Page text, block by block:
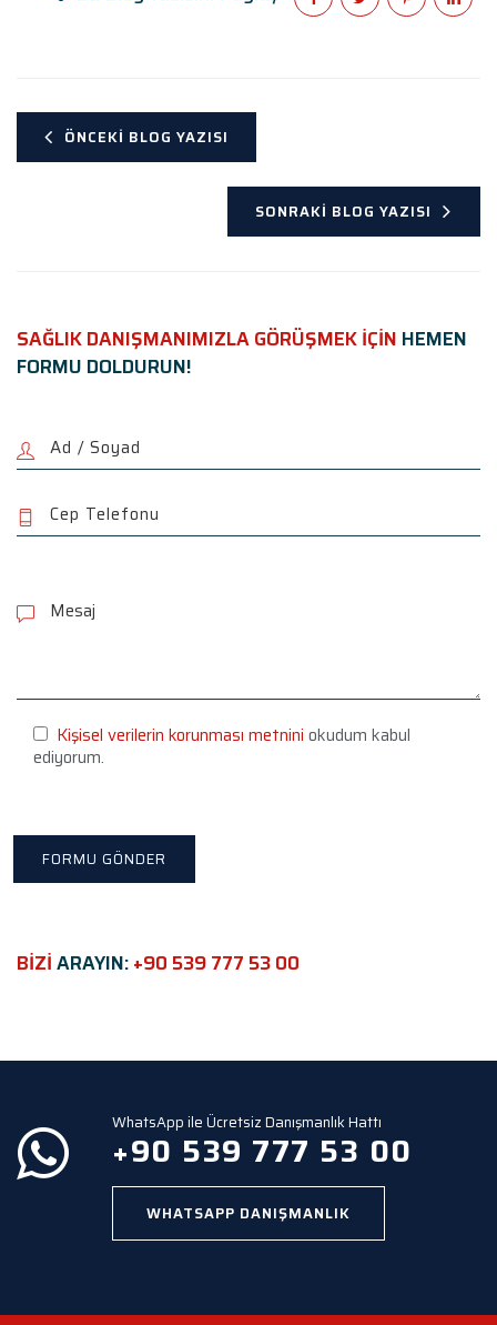
ÖNCEKI BLOG YAZISI
SONRAKI BLOG YAZISI
SAĞLIK DANIŞMANIMIZLA GÖRÜŞMEK İÇİN HEMEN
FORMU DOLDURUN!
l
e
h
s
e
l
p
Kişisel verilerin korunması metnini okudum kabul
ediyorum.
BİZİARAYIN:+90 539 777 53 00
WhatsApp ile Ücretsiz Danışmanlık Hattı
+90 539 777 53 00
WHATSAPP DANIŞMANLIK